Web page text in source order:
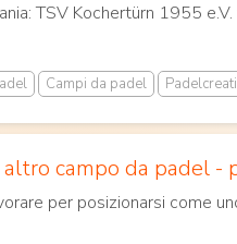
TSV Kochertürn 1955
Campi da padel
campo da padel -
per posizionarsi come